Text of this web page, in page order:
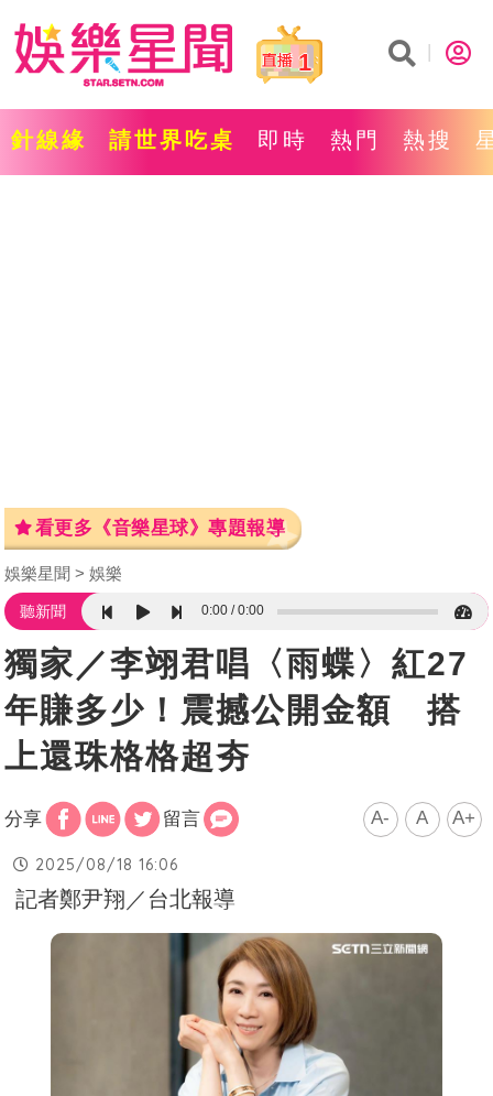
1
針線緣 請世界吃桌 即時 熱門 熱搜
看更多《音樂星球》專題報導
娛樂星聞 娛樂
聽新聞 0:00 0:00
獨家／李翊君唱〈雨蝶〉紅27
年賺多少！震撼公開金額 搭
上還珠格格超夯
分享 留言 A- A A+
2025/08/18 16:06
記者鄭尹翔／台北報導